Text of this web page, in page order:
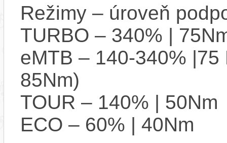
Režimy – úroveň
TURBO – 340% |
eMTB – 140-340%
85Nm)
TOUR – 140% | 50Nm
ECO – 60% | 40Nm